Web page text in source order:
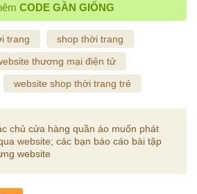
CODE GẦN GIỐNG
trang
shop thời trang
thương mại điện tử
website shop thời trang trẻ
chủ cửa hàng quần áo muốn phát
website; các bạn báo cáo bài tập
website